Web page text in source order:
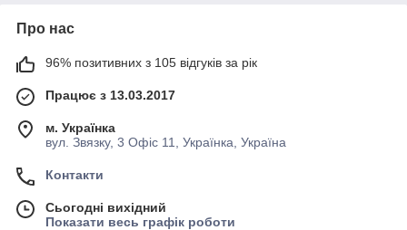
Про нас
96% позитивних з 105 відгуків за рік
Працює з 13.03.2017
м. Українка
вул. Звязку, 3 Офіс 11, Українка, Україна
Контакти
Сьогодні вихідний
Показати весь графік роботи